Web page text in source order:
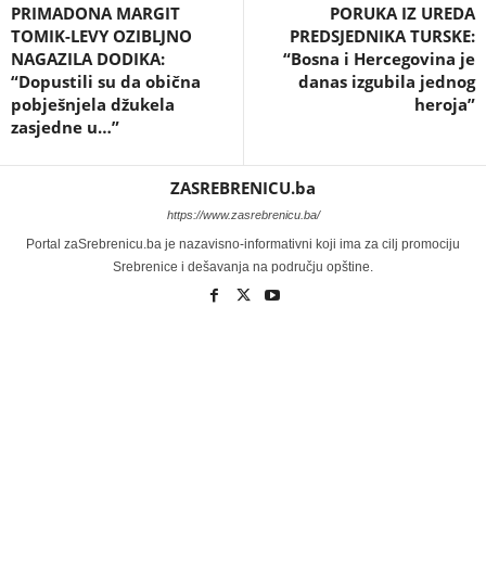
PRIMADONA MARGIT
TOMIK-LEVY OZIBLJNO
NAGAZILA DODIKA:
“Dopustili su da obična
pobješnjela džukela
zasjedne u…”
PORUKA IZ UREDA
PREDSJEDNIKA TURSKE:
“Bosna i Hercegovina je
danas izgubila jednog
heroja”
ZASREBRENICU.ba
https://www.zasrebrenicu.ba/
Portal zaSrebrenicu.ba je nazavisno-informativni koji ima za cilj promociju
Srebrenice i dešavanja na području opštine.